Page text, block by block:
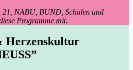
21, NABU, BUND, Schulen und
Programme mit.
Herzenskultur